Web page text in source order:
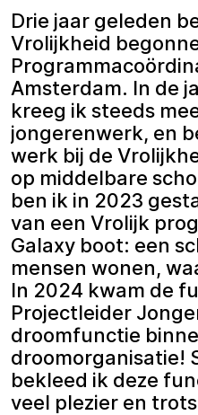
Drie jaar geleden
Vrolijkheid
Amsterdam. In de
kreeg ik steeds
jongerenwerk, en
werk bij de
op middelbare
ben ik in 2023
van een Vrolijk
Galaxy boot: een
mensen wonen,
In 2024 kwam de
Projectleider
droomfunctie
droomorganisatie!
bekleed ik deze
veel plezier en